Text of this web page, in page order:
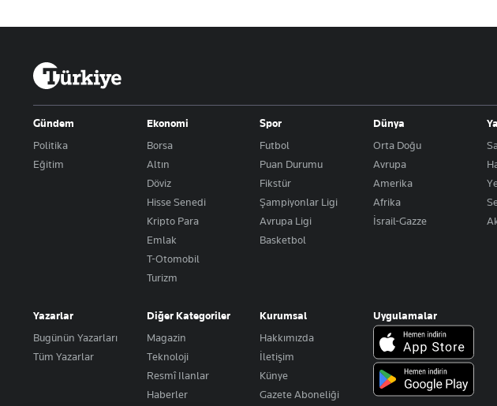
Gündem
Politika
Eğitim
Ekonomi
Borsa
Altın
Döviz
Hisse Senedi
Kripto Para
Emlak
T-Otomobil
Turizm
Spor
Futbol
Puan Durumu
Fikstür
Şampiyonlar Ligi
Avrupa Ligi
Basketbol
Dünya
Orta Doğu
Avrupa
Amerika
Afrika
İsrail-Gazze
Yazarlar
Bugünün Yazarları
Tüm Yazarlar
Diğer Kategoriler
Magazin
Teknoloji
Resmî Ilanlar
Haberler
Kurumsal
Hakkımızda
İletişim
Künye
Gazete Aboneliği
Uygulamalar